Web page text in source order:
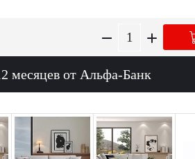
месяцев от Альфа-Банк